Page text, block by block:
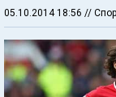
05.10.2014 18:56 //